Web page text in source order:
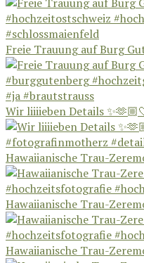
Freie Trauung auf Burg
Wir liiiieben Details
Hawaiianische Trau-
Hawaiianische Trau-
Hawaiianische Trau-